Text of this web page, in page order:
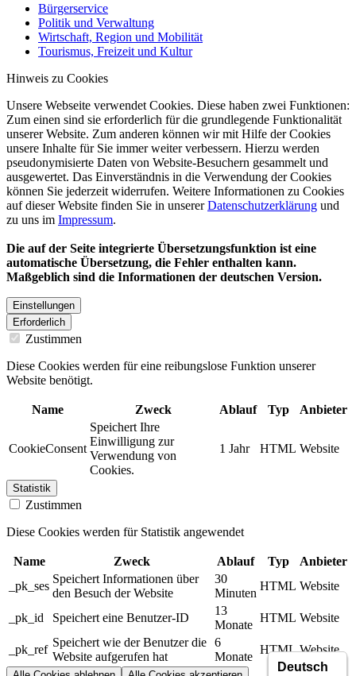
Bürgerservice
Politik und Verwaltung
Wirtschaft, Region und Mobilität
Tourismus, Freizeit und Kultur
Hinweis zu Cookies
Unsere Webseite verwendet Cookies. Diese haben zwei Funktionen:
Zum einen sind sie erforderlich für die grundlegende Funktionalität
unserer Website. Zum anderen können wir mit Hilfe der Cookies
unsere Inhalte für Sie immer weiter verbessern. Hierzu werden
pseudonymisierte Daten von Website-Besuchern gesammelt und
ausgewertet. Das Einverständnis in die Verwendung der Cookies
können Sie jederzeit widerrufen. Weitere Informationen zu Cookies
auf dieser Website finden Sie in unsererDatenschutzerklärung und
zu uns im Impressum.
Die auf der Seite integrierte Übersetzungsfunktion ist eine
automatische Übersetzung, die Fehler enthalten kann.
Maßgeblich sind die Informationen der deutschen Version.
Einstellungen
Erforderlich
Zustimmen
Diese Cookies werden für eine reibungslose Funktion unserer
Website benötigt.
Name Zweck Ablauf Typ Anbieter
CookieConsent
Speichert Ihre
Einwilligung zur
Verwendung von
Cookies.
1 Jahr HTML Website
Statistik
Zustimmen
Diese Cookies werden für Statistik angewendet
Name Zweck Ablauf Typ
Anbieter
_pk_ses
Speichert Informationen über
den Besuch der Website
30
Minuten
HTML Website
_pk_id Speichert eine Benutzer-ID
13
Monate
HTML Website
_pk_ref
Speichert wie der Benutzer die
Website aufgerufen hat
6
Monate
HTML Website